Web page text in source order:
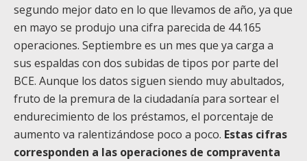
segundo mejor dato en lo que llevamos de año, ya que
en mayo se produjo una cifra parecida de 44.165
operaciones. Septiembre es un mes que ya carga a
sus espaldas con dos subidas de tipos por parte del
BCE. Aunque los datos siguen siendo muy abultados,
fruto de la premura de la ciudadanía para sortear el
endurecimiento de los préstamos, el porcentaje de
aumento va ralentizándose poco a poco. Estas cifras
corresponden a las operaciones de compraventa